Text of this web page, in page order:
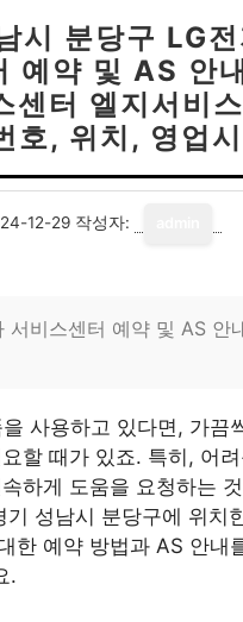
시 분당구 LG전
예약 및 AS 안
센터 엘지서비
호, 위치, 영업
12-29 작성자:
서비스센터 예약 및 AS 안
사용하고 있다면, 가끔
할 때가 있죠. 특히, 어
하게 도움을 요청하는
기 성남시 분당구에 위치
한 예약 방법과 AS 안내
.